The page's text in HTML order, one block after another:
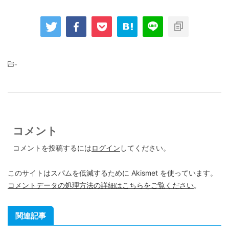
-
コメント
コメントを投稿するにはログイン してください。
このサイトはスパムを低減するために Akismet を使っています。
コメントデータの処理方法の詳細はこちらをご覧ください。
関連記事